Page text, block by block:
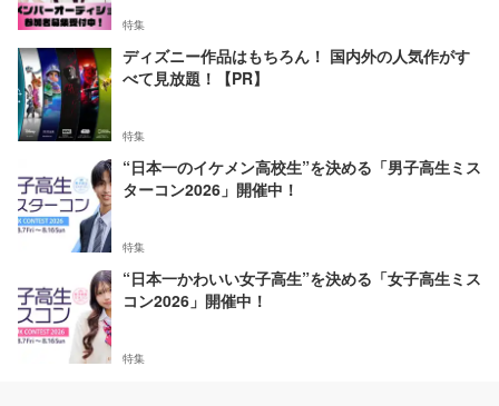
特集
ディズニー作品はもちろん！ 国内外の人気作がす
べて見放題！【PR】
特集
“日本一のイケメン高校生”を決める「男子高生ミス
ターコン2026」開催中！
特集
“日本一かわいい女子高生”を決める「女子高生ミス
コン2026」開催中！
特集